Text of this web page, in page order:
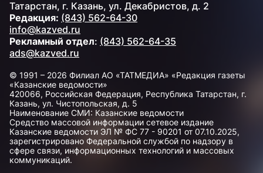
Татарстан, г. Казань, ул. Декабристов, д. 2
Редакция: (843) 562-64-30
info@kazved.ru
Рекламный отдел: (843) 562-64-35
ads@kazved.ru
© 1991 – 2026 Филиал АО «ТАТМЕДИА» «Редакция газеты
«Казанские ведомости»
420066, Российская Федерация, Республика Татарстан, г.
Казань, ул. Чистопольская, д. 5
Наименование СМИ: Казанские ведомости
Средство массовой информации сетевое издание
Казанские ведомости ЭЛ № ФС 77 - 90201 от 07.10.2025,
зарегистрировано Федеральной службой по надзору в
сфере связи, информационных технологий и массовых
коммуникаций.